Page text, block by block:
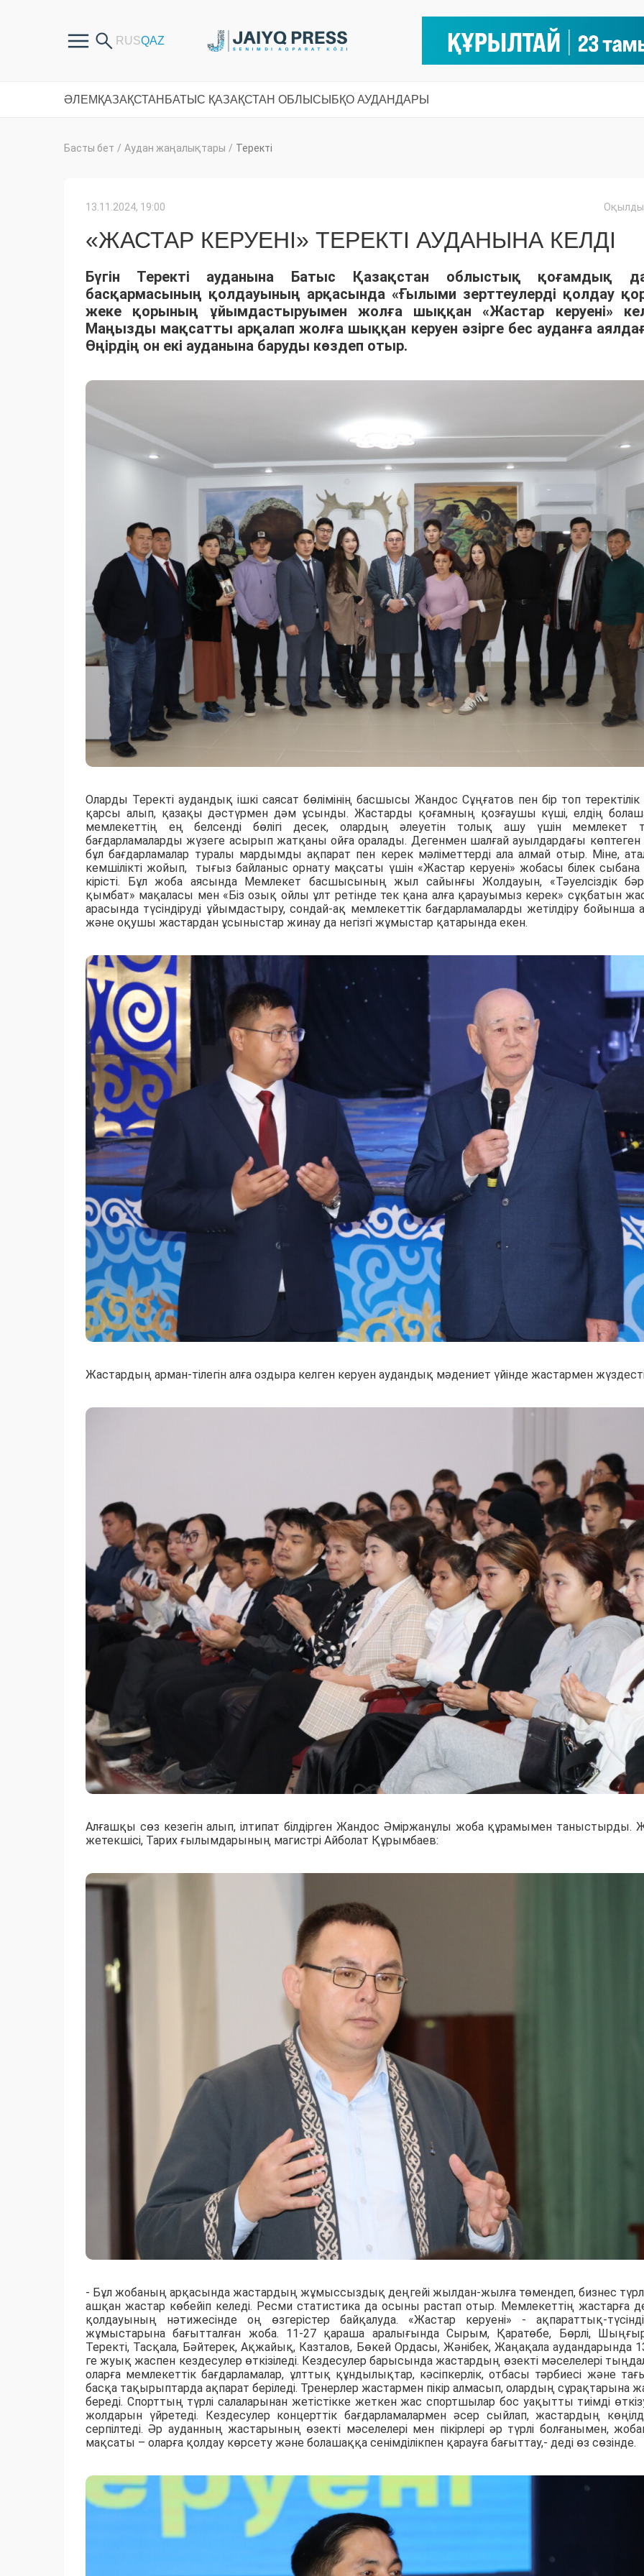
ӘЛЕМ ҚАЗАҚСТАН БАТЫС ҚАЗАҚСТАН ОБЛЫСЫ БҚО АУДАНДАРЫ
Басты бет / Аудан жаңалықтары / Теректі
13.11.2024, 19:00
«ЖАСТАР КЕРУЕНІ» ТЕРЕКТІ АУДАНЫНА КЕЛДІ
Бүгін Теректі ауданына Батыс Қазақстан облыстық қоғамдық
басқармасының қолдауының арқасында «Ғылыми зерттеулерді қолдау
жеке қорының ұйымдастыруымен жолға шыққан «Жастар керуені»
Маңызды мақсатты арқалап жолға шыққан керуен әзірге бес ауданға
Өңірдің он екі ауданына баруды көздеп отыр.
Оларды Теректі аудандық ішкі саясат бөлімінің басшысы Жандос Сұңғатов пен бір топ
қарсы алып, қазақы дәстүрмен дәм ұсынды. Жастарды қоғамның қозғаушы күші, елдің
мемлекеттің ең белсенді бөлігі десек, олардың әлеуетін толық ашу үшін мемлекет
бағдарламаларды жүзеге асырып жатқаны ойға оралады. Дегенмен шалғай ауылдардағы
бұл бағдарламалар туралы мардымды ақпарат пен керек мәліметтерді ала алмай отыр. Міне,
кемшілікті жойып, тығыз байланыс орнату мақсаты үшін «Жастар керуені» жобасы білек сыбана
кірісті. Бұл жоба аясында Мемлекет басшысының жыл сайынғы Жолдауын, «Тәуелсіздік
қымбат» мақаласы мен «Біз озық ойлы ұлт ретінде тек қана алға қарауымыз керек» сұқбатын
арасында түсіндіруді ұйымдастыру, сондай-ақ мемлекеттік бағдарламаларды жетілдіру бойынша
және оқушы жастардан ұсыныстар жинау да негізгі жұмыстар қатарында екен.
Жастардың арман-тілегін алға оздыра келген керуен аудандық мәдениет үйінде жастармен
Алғашқы сөз кезегін алып, ілтипат білдірген Жандос Әміржанұлы жоба құрамымен таныстырды.
жетекшісі, Тарих ғылымдарының магистрі Айболат Құрымбаев:
- Бұл жобаның арқасында жастардың жұмыссыздық деңгейі жылдан-жылға төмендеп, бизнес
ашқан жастар көбейіп келеді. Ресми статистика да осыны растап отыр. Мемлекеттің жастарға
қолдауының нәтижесінде оң өзгерістер байқалуда. «Жастар керуені» - ақпараттық-
жұмыстарына бағытталған жоба. 11-27 қараша аралығында Сырым, Қаратөбе, Бөрлі,
Теректі, Тасқала, Бәйтерек, Ақжайық, Казталов, Бөкей Ордасы, Жәнібек, Жаңақала аудандарында
ге жуық жаспен кездесулер өткізіледі. Кездесулер барысында жастардың өзекті мәселелері
оларға мемлекеттік бағдарламалар, ұлттық құндылықтар, кәсіпкерлік, отбасы тәрбиесі және
басқа тақырыптарда ақпарат беріледі. Тренерлер жастармен пікір алмасып, олардың сұрақтарына
береді. Спорттың түрлі салаларынан жетістікке жеткен жас спортшылар бос уақытты тиімді
жолдарын үйретеді. Кездесулер концерттік бағдарламалармен әсер сыйлап, жастардың
серпілтеді. Әр ауданның жастарының өзекті мәселелері мен пікірлері әр түрлі болғанымен,
мақсаты – оларға қолдау көрсету және болашаққа сенімділікпен қарауға бағыттау,- деді өз сөзінде.